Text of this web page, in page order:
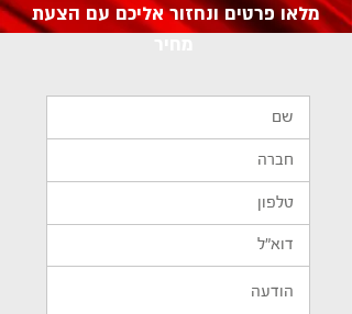
מלאו פרטים ונחזור אליכם עם הצעת